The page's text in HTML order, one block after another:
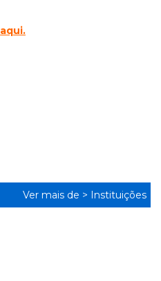
aqui.
Ver mais de > Instituições